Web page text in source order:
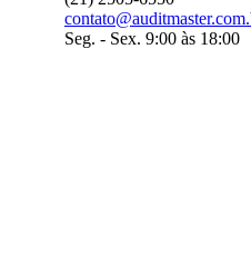
Seg. - Sex. 9:00 às 18:00